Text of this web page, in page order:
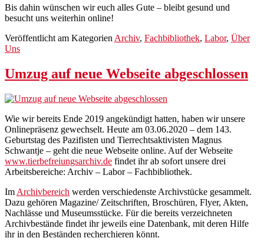
Bis dahin wünschen wir euch alles Gute – bleibt gesund und
besucht uns weiterhin online!
Veröffentlicht am Kategorien Archiv, Fachbibliothek, Labor, Über
Uns
Umzug auf neue Webseite abgeschlossen
Wie wir bereits Ende 2019 angekündigt hatten, haben wir unsere
Onlinepräsenz gewechselt. Heute am 03.06.2020 – dem 143.
Geburtstag des Pazifisten und Tierrechtsaktivisten Magnus
Schwantje – geht die neue Webseite online. Auf der Webseite
www.tierbefreiungsarchiv.de findet ihr ab sofort unsere drei
Arbeitsbereiche: Archiv – Labor – Fachbibliothek.
Im Archivbereich werden verschiedenste Archivstücke gesammelt.
Dazu gehören Magazine/ Zeitschriften, Broschüren, Flyer, Akten,
Nachlässe und Museumsstücke. Für die bereits verzeichneten
Archivbestände findet ihr jeweils eine Datenbank, mit deren Hilfe
ihr in den Beständen recherchieren könnt.